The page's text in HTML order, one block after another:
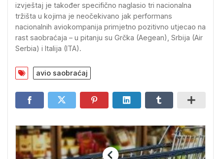
izvještaj je također specifično naglasio tri nacionalna
tržišta u kojima je neočekivano jak performans
nacionalnih aviokompanija primjetno pozitivno utjecao na
rast saobraćaja – u pitanju su Grčka (Aegean), Srbija (Air
Serbia) i Italija (ITA).
avio saobraćaj